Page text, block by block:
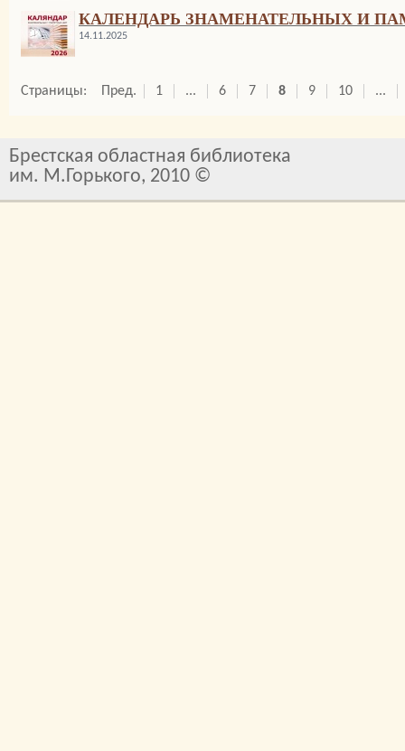
КАЛЕНДАРЬ ЗНАМЕНАТЕЛЬНЫХ И
14.11.2025
Страницы: Пред. 1 ... 6 7 8 9 10 ...
Брестская областная библиотека
им. М.Горького, 2010 ©